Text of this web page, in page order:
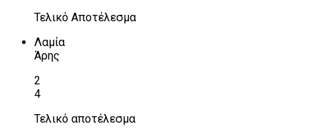
Τελικό Αποτέλεσμα
Λαμία
Άρης
2
4
Τελικό αποτέλεσμα